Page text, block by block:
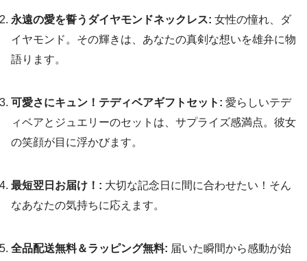
永遠の愛を誓うダイヤモンドネックレス: 女性の憧れ、ダ
イヤモンド。その輝きは、あなたの真剣な想いを雄弁に物
語ります。
可愛さにキュン！テディベアギフトセット: 愛らしいテデ
ィベアとジュエリーのセットは、サプライズ感満点。彼女
の笑顔が目に浮かびます。
最短翌日お届け！: 大切な記念日に間に合わせたい！そん
なあなたの気持ちに応えます。
全品配送無料＆ラッピング無料: 届いた瞬間から感動が始